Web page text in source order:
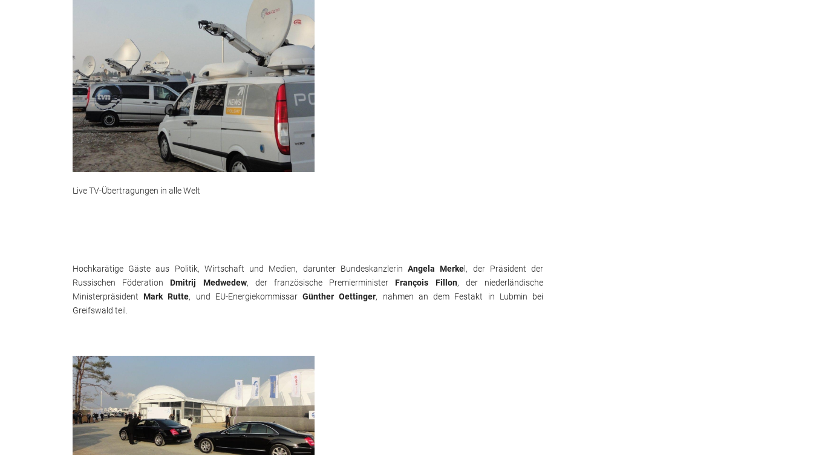
Live TV-Übertragungen in alle Welt
Hochkarätige Gäste aus Politik, Wirtschaft und Medien, darunter BundeskanzlerinAngela Merke l, der Präsident der
Russischen FöderationDmitrij Medwedew, der französische PremierministerFrançois Fillon, der niederländische
MinisterpräsidentMark Rutte, und EU-EnergiekommissarGünther Oettinger, nahmen an dem Festakt in Lubmin bei
Greifswald teil.